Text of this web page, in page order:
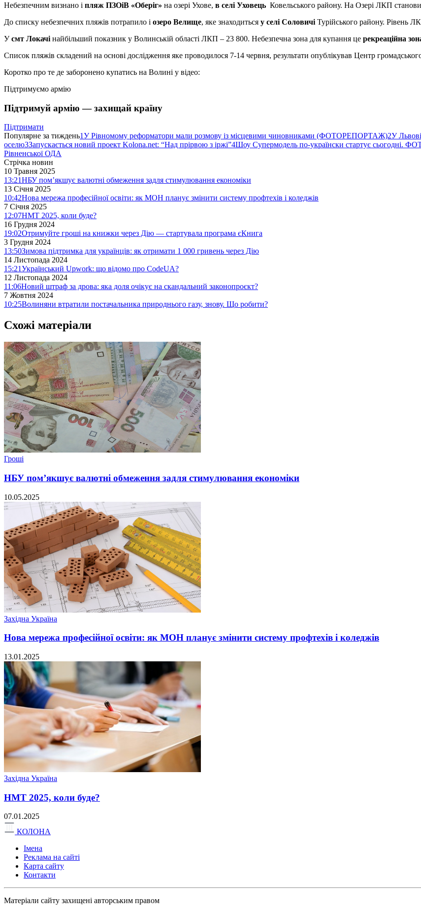
Небезпечним визнано і пляж ПЗОіВ «Оберіг» на озері Ухове, в селі Уховець Ковельського району. На Озері ЛКП
До списку небезпечних пляжів потрапило і озеро Велище, яке знаходиться у селі Соловичі Турійського району. Рівень
Усмт Локачі найбільший показник у Волинській області ЛКП – 23 800. Небезпечна зона для купання це рекреаційна
Список пляжів складений на основі дослідження яке проводилося 7-14 червня, результати опублікував Центр
Коротко про те де заборонено купатись на Волині у відео:
Підтримуємо армію
Підтримуй армію — захищай країну
Підтримати
Популярне за тиждень1У Рівномому реформатори мали розмову із місцевими чиновниками (ФОТОРЕПОРТАЖ)2У
оселю3Запускається новий проект Kolona.net: “Над прірвою з іржі”4Шоу Супермодель по-українски стартує сьогодні.
Рівненської ОДА
Стрічка новин
10 Травня 2025
13:21НБУ пом’якшує валютні обмеження задля стимулювання економіки
13 Січня 2025
10:42Нова мережа професійної освіти: як МОН планує змінити систему профтехів і коледжів
7 Січня 2025
12:07НМТ 2025, коли буде?
16 Грудня 2024
19:02Отримуйте гроші на книжки через Дію — стартувала програма єКнига
3 Грудня 2024
13:50Зимова підтримка для українців: як отримати 1 000 гривень через Дію
14 Листопада 2024
15:21Український Upwork: що відомо про CodeUA?
12 Листопада 2024
11:06Новий штраф за дрова: яка доля очікує на скандальний законопроєкт?
7 Жовтня 2024
10:25Волиняни втратили постачальника природнього газу, знову. Що робити?
Схожі матеріали
Гроші
НБУ пом’якшує валютні обмеження задля стимулювання економіки
10.05.2025
Західна Україна
Нова мережа професійної освіти: як МОН планує змінити систему профтехів і коледжів
13.01.2025
Західна Україна
НМТ 2025, коли буде?
07.01.2025
КОЛОНА
Імена
Реклама на сайті
Карта сайту
Контакти
Матеріали сайту захищені авторським правом